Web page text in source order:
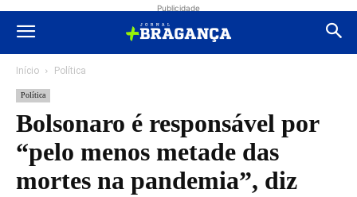
Publicidade
Início Política
Política
Bolsonaro é responsável por
“pelo menos metade das
mortes na pandemia”, diz